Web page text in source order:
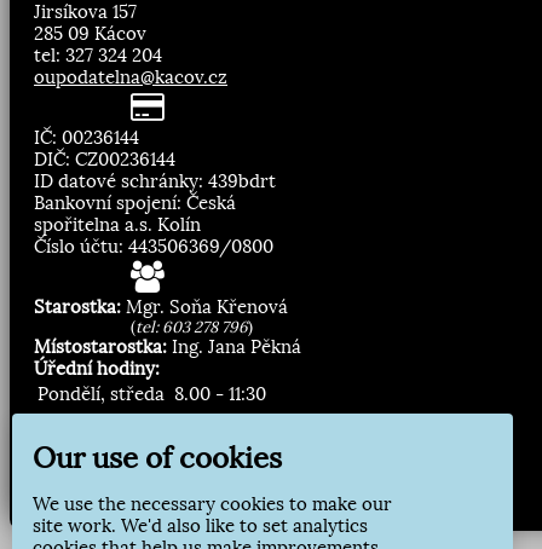
Jirsíkova 157
285 09 Kácov
tel: 327 324 204
oupodatelna@kacov.cz
IČ: 00236144
DIČ: CZ00236144
ID datové schránky: 439bdrt
Bankovní spojení: Česká
spořitelna a.s. Kolín
Číslo účtu: 443506369/0800
Starostka: Mgr. Soňa Křenová
(tel: 603 278 796)
Místostarostka: Ing. Jana Pěkná
Úřední hodiny:
Pondělí, středa 8.00 - 11:30
Přihlásit odběr
Our use of cookies
We use the necessary cookies to make our
site work. We'd also like to set analytics